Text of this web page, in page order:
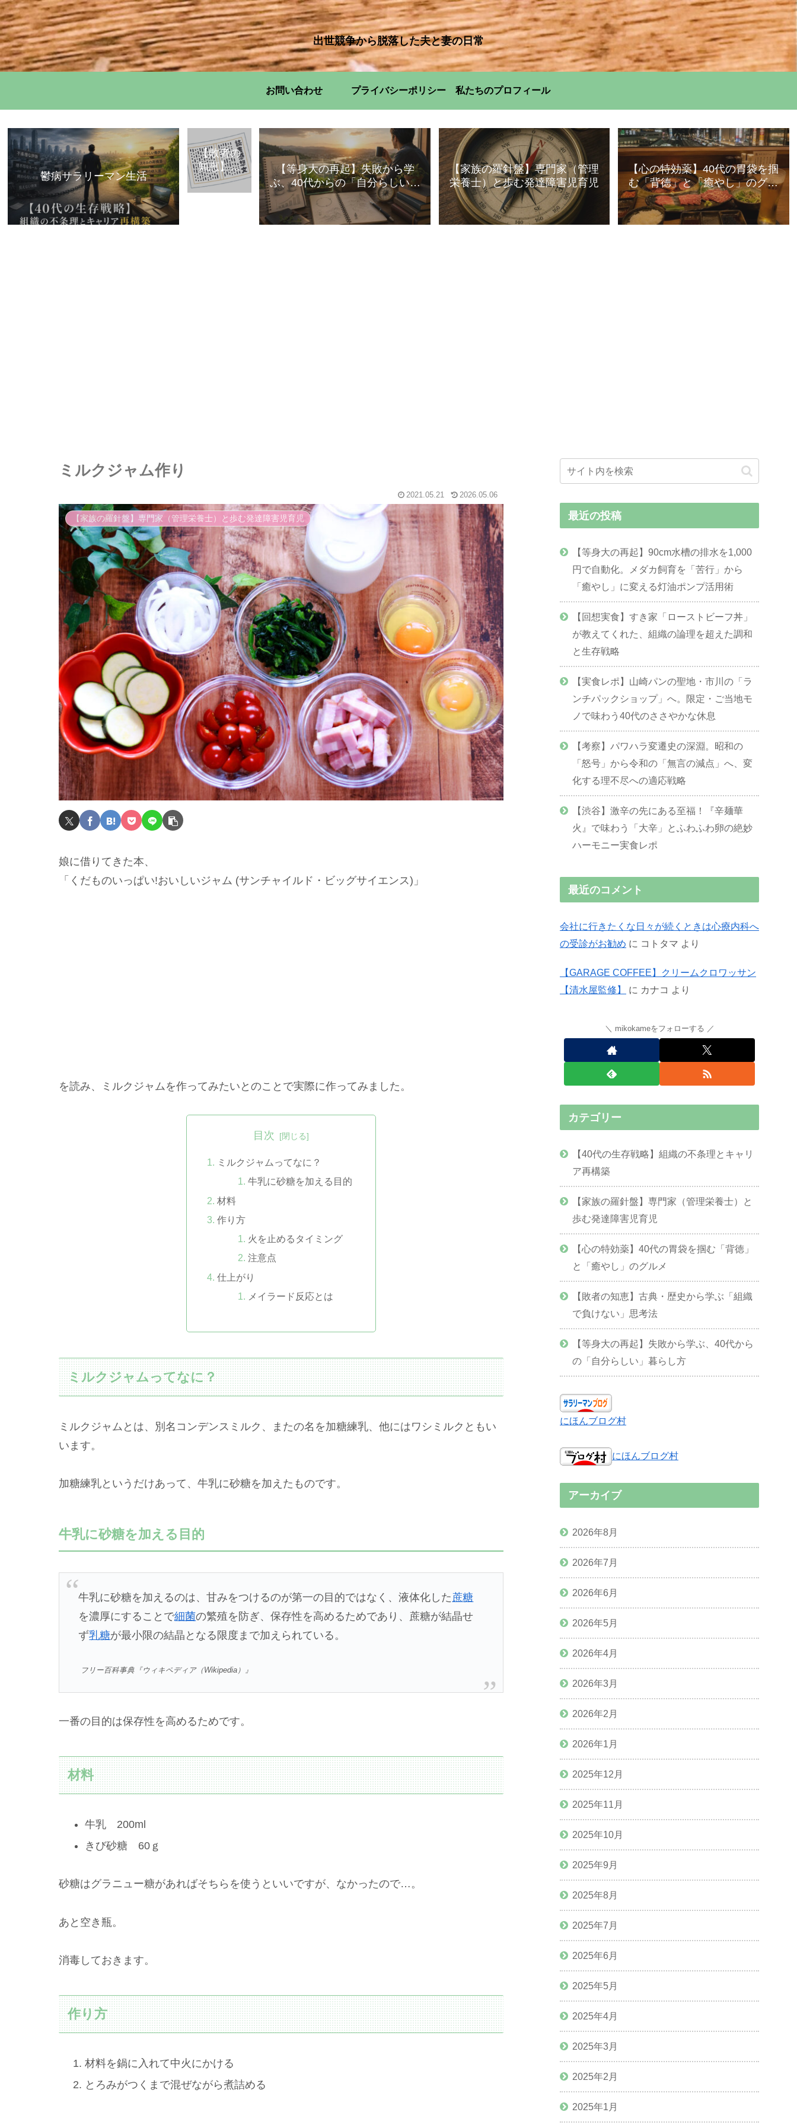
出世競争から脱落した夫と妻の日常
お問い合わせ プライバシーポリシー 私たちのプロフィール
鬱病サラリーマン生活
【敗者の
知恵】古
典・歴史
から学ぶ
【等身大の再起】失敗から学
ぶ、40代からの「自分らしい」
暮らし方
【家族の羅針盤】専門家（管理
栄養士）と歩む発達障害児育児
【心の特効薬】40代の胃袋を掴
む「背徳」と「癒やし」のグル
メ
ミルクジャム作り
2021.05.21 2026.05.06
【家族の羅針盤】専門家（管理栄養士）と歩む発達障害児育児
娘に借りてきた本、
「くだものいっぱい!おいしいジャム (サンチャイルド・ビッグサイエンス)」
を読み、ミルクジャムを作ってみたいとのことで実際に作ってみました。
目次
ミルクジャムってなに？
牛乳に砂糖を加える目的
材料
作り方
火を止めるタイミング
注意点
仕上がり
メイラード反応とは
ミルクジャムってなに？
ミルクジャムとは、別名コンデンスミルク、またの名を加糖練乳、他にはワシミルクともい
います。
加糖練乳というだけあって、牛乳に砂糖を加えたものです。
牛乳に砂糖を加える目的
牛乳に砂糖を加えるのは、甘みをつけるのが第一の目的ではなく、液体化した蔗糖
を濃厚にすることで細菌の繁殖を防ぎ、保存性を高めるためであり、蔗糖が結晶せ
ず乳糖が最小限の結晶となる限度まで加えられている。
フリー百科事典『ウィキペディア（Wikipedia）』
一番の目的は保存性を高めるためです。
材料
牛乳 200ml
きび砂糖 60ｇ
砂糖はグラニュー糖があればそちらを使うといいですが、なかったので…。
あと空き瓶。
消毒しておきます。
作り方
材料を鍋に入れて中火にかける
とろみがつくまで混ぜながら煮詰める
最近の投稿
【等身大の再起】90cm水槽の排水を1,000
円で自動化。メダカ飼育を「苦行」から
「癒やし」に変える灯油ポンプ活用術
【回想実食】すき家「ローストビーフ丼」
が教えてくれた、組織の論理を超えた調和
と生存戦略
【実食レポ】山崎パンの聖地・市川の「ラ
ンチパックショップ」へ。限定・ご当地モ
ノで味わう40代のささやかな休息
【考察】パワハラ変遷史の深淵。昭和の
「怒号」から令和の「無言の減点」へ、変
化する理不尽への適応戦略
【渋谷】激辛の先にある至福！『辛麺華
火』で味わう「大辛」とふわふわ卵の絶妙
ハーモニー実食レポ
最近のコメント
会社に行きたくな日々が続くときは心療内科へ
の受診がお勧め に コトタマ より
【GARAGE COFFEE】クリームクロワッサン
【清水屋監修】
に カナコ より
mikokameをフォローする
カテゴリー
【40代の生存戦略】組織の不条理とキャリ
ア再構築
【家族の羅針盤】専門家（管理栄養士）と
歩む発達障害児育児
【心の特効薬】40代の胃袋を掴む「背徳」
と「癒やし」のグルメ
【敗者の知恵】古典・歴史から学ぶ「組織
で負けない」思考法
【等身大の再起】失敗から学ぶ、40代から
の「自分らしい」暮らし方
にほんブログ村
にほんブログ村
アーカイブ
2026年8月
2026年7月
2026年6月
2026年5月
2026年4月
2026年3月
2026年2月
2026年1月
2025年12月
2025年11月
2025年10月
2025年9月
2025年8月
2025年7月
2025年6月
2025年5月
2025年4月
2025年3月
2025年2月
2025年1月